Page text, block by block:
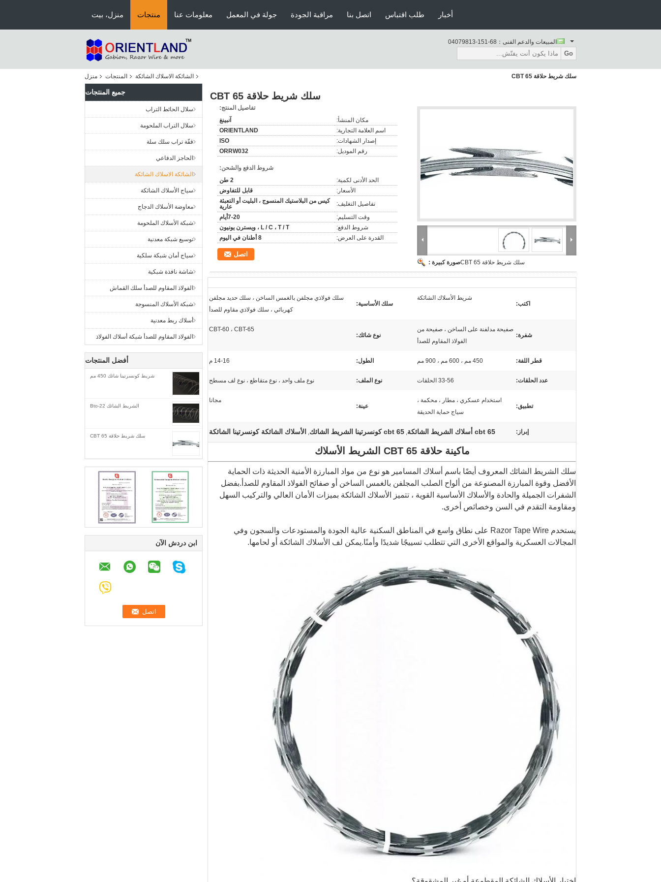
منزل، بيت منتجات معلومات عنا جولة في المعمل مراقبة الجودة اتصل بنا طلب اقتباس أخبار
المبيعات والدعم الفنى： 86-151-31897040
Go
منزل المنتجات الشائكة الاسلاك الشائكة سلك شريط حلاقة CBT 65
جميع المنتجات
سلال الحائط التراب
سلال التراب الملحومة
قفّة تراب سلك سلة
الحاجز الدفاعي
الشائكة الاسلاك الشائكة
سياج الأسلاك الشائكة
معاوضة الأسلاك الدجاج
شبكة الأسلاك الملحومة
توسيع شبكة معدنية
سياج أمان شبكة سلكية
شاشة نافذة شبكية
الفولاذ المقاوم للصدأ سلك القماش
شبكة الأسلاك المنسوجة
أسلاك ربط معدنية
الفولاذ المقاوم للصدأ شبكة أسلاك الفولاذ
أفضل المنتجات
شريط كونسرتينا شائك 450 مم
الشريط الشائك Bto-22
سلك شريط حلاقة CBT 65
ابن دردش الآن
سلك شريط حلاقة CBT 65
صورة كبيرة : سلك شريط حلاقة CBT 65
تفاصيل المنتج:
مكان المنشأ:
آنبينغ
اسم العلامة التجارية:
ORIENTLAND
إصدار الشهادات:
ISO
رقم الموديل:
ORRW032
شروط الدفع والشحن:
الحد الأدنى لكمية:
2 طن
الأسعار:
قابل للتفاوض
تفاصيل التغليف:
كيس من البلاستيك المنسوج ، البليت أو التعبئة
عارية
وقت التسليم:
7-20أيام
شروط الدفع:
L / C ، T / T ، ويسترن يونيون
القدرة على العرض:
8 أطنان في اليوم
اتصل
اكتب:
شريط الأسلاك الشائكة
سلك الأساسية:
سلك فولاذي مجلفن بالغمس الساخن ، سلك حديد مجلفن
كهربائي ، سلك فولاذي مقاوم للصدأ
شفرة:
صفيحة مدلفنة على الساخن ، صفيحة من
الفولاذ المقاوم للصدأ
نوع شائك:
CBT-60 ، CBT-65
قطر اللفة: 450 مم ، 600 مم ، 900 مم الطول: 14-16 م
عدد الحلقات: 33-56 الحلقات نوع الملف: نوع ملف واحد ، نوع متقاطع ، نوع لف مسطح
تطبيق:
استخدام عسكري ، مطار ، محكمة ،
سياج حماية الحديقة
عينة:
مجانا
إبراز: cbt 65 أسلاك الشريط الشائكة , cbt 65 كونسرتينا الشريط الشائك , الأسلاك الشائكة كونسرتينا الشائكة
ماكينة حلاقة CBT 65 الشريط الأسلاك
سلك الشريط الشائك المعروف أيضًا باسم أسلاك المسامير هو نوع من مواد المبارزة الأمنية الحديثة ذات الحماية
الأفضل وقوة المبارزة المصنوعة من ألواح الصلب المجلفن بالغمس الساخن أو صفائح الفولاذ المقاوم للصدأ.بفضل
الشفرات الجميلة والحادة والأسلاك الأساسية القوية ، تتميز الأسلاك الشائكة بميزات الأمان العالي والتركيب السهل
ومقاومة التقدم في السن وخصائص أخرى.
يستخدم Razor Tape Wire على نطاق واسع في المناطق السكنية عالية الجودة والمستودعات والسجون وفي
المجالات العسكرية والمواقع الأخرى التي تتطلب تسييجًا شديدًا وأمنًا.يمكن لف الأسلاك الشائكة أو لحامها.